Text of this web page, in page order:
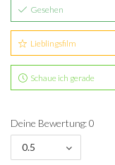
Gesehen
Lieblingsfilm
Schaue ich gerade
Deine Bewertung: 0
0.5